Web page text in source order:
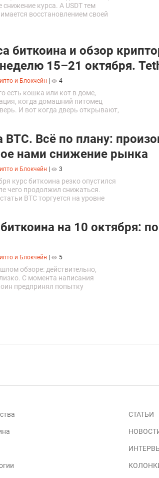
курса. А USDT тем
восстановлением своей
биткоина и обзор
15–21 октября.
и Блокчейн 4
есть кошка или кот в доме,
когда домашний питомец
И вот когда дверь открывают,
BTC. Всё по плану:
нами снижение рынка
и Блокчейн 3
курс биткоина резко опустился
чего продолжил снижаться.
BTC торгуется на уровне
на 10 октября:
и Блокчейн 5
обзоре: действительно,
С момента написания
предпринял попытку
СТАТЬИ